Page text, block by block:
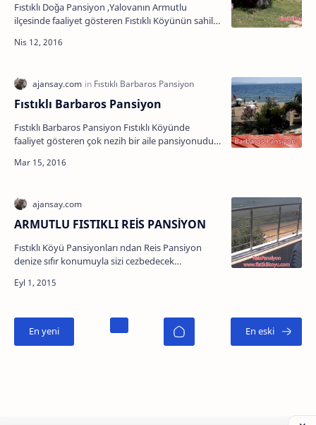
Fıstıklı Doğa Pansiyon ,Yalovanın Armutlu
ilçesinde faaliyet gösteren Fıstıklı Köyünün sahile
Doğa…
Fıstıklı Barbaros Pansiyon
Fıstıklı Barbaros Pansiyon Fıstıklı Köyünde
faaliyet gösteren çok nezih bir aile pansiyonudur.
yaptığım…
ARMUTLU FISTIKLI REİS PANSİYON
Fıstıklı Köyü Pansiyonları ndan Reis Pansiyon
denize sıfır konumuyla sizi cezbedecek…